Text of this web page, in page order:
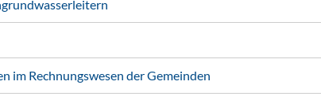
im Rechnungswesen der Gemeinden